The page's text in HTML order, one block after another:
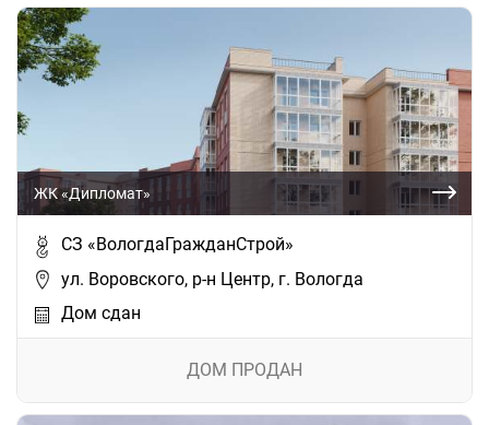
ЖК «Дипломат»
СЗ «ВологдаГражданСтрой»
ул. Воровского, р-н Центр, г. Вологда
Дом сдан
ДОМ ПРОДАН